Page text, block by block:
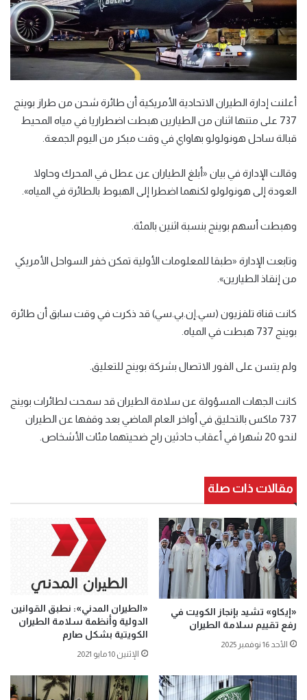
أعلنت إدارة الطيران الاتحادية الأمريكية أن طائرة شحن من طراز بوينج
737 على متنها اثنان من الطيارين هبطت اضطراريا في مياه المحيط
قبالة ساحل هونولولو بهاواي في وقت مبكر من اليوم الجمعة.
وقالت الإدارة في بيان «أبلغ الطياران عن عطل في المحرك وحاولا
العودة إلى هونولولو لكنهما اضطرا إلى الهبوط بالطائرة في المياه».
وهبطت أسهم بوينج بنسبة اثنين بالمئة.
وتابعت الإدارة «طبقا للمعلومات الأولية تمكن خفر السواحل الأمريكي
من إنقاذ الطيارين».
كانت قناة تلفزيون (سي.إن.بي.سي) قد ذكرت في وقت سابق أن طائرة
بوينج 737 هبطت في المياه.
ولم يتسن على الفور الاتصال بشركة بوينج للتعليق.
كانت الجهات المسؤولة عن سلامة الطيران قد سمحت لطائرات بوينج
737 ماكس بالتحليق في أواخر العام الماضي بعد وقفها عن الطيران
لنحو 20 شهرا في أعقاب حادثين راح ضحيتهما مئات الأشخاص.
مقالات ذات صلة
«إيكاو» تشيد بإنجاز الكويت في
رفع تقييم سلامة الطيران
الأحد 16 نوفمبر 2025
«الطيران المدني»: نطبق القوانين
الدولية وأنظمة سلامة الطيران
الكويتية بشكل صارم
الإثنين 10 مايو 2021